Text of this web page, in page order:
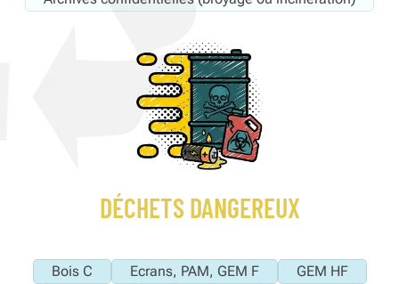
DÉCHETS DANGEREUX
Bois C Ecrans, PAM, GEM F
GEM HF